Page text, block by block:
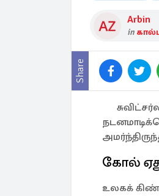
Arbin
in
Share
கோல்
உலகக்